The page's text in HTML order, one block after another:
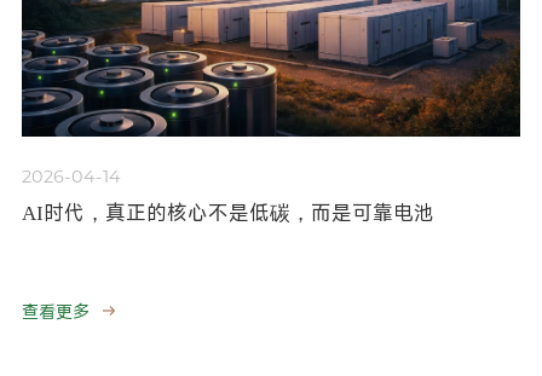
2026-04-14
AI时代，真正的核心不是低碳，而是可靠电池
查看更多